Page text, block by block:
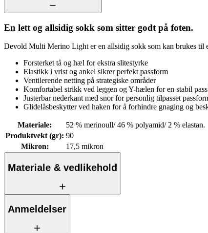
En lett og allsidig sokk som sitter godt på foten.
Devold Multi Merino Light er en allsidig sokk som kan brukes til
Forsterket tå og hæl for ekstra slitestyrke
Elastikk i vrist og ankel sikrer perfekt passform
Ventilerende netting på strategiske områder
Komfortabel strikk ved leggen og Y-hælen for en stabil
Justerbar nederkant med snor for personlig tilpasset
Glidelåsbeskytter ved haken for å forhindre gnaging og
Materiale:
52 % merinoull/ 46 % polyamid/ 2 % elastan.
Produktvekt (gr): 90
Mikron: 17,5 mikron
Materiale & vedlikehold
Anmeldelser